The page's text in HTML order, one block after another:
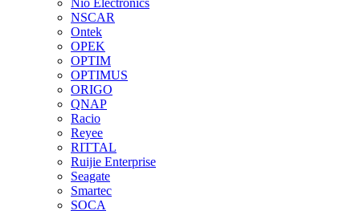
Nio Electronics
NSCAR
Ontek
OPEK
OPTIM
OPTIMUS
ORIGO
QNAP
Racio
Reyee
RITTAL
Ruijie Enterprise
Seagate
Smartec
SOCA